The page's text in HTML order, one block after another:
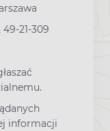
49-21-309
informacji